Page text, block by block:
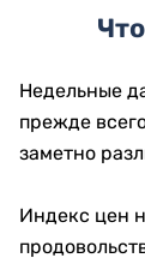
Недельные
прежде
заметно
Индекс цен